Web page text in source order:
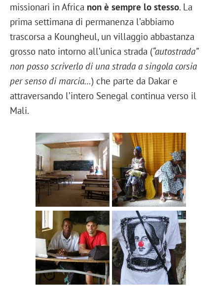
missionari in Africa non è sempre lo stesso. La
prima settimana di permanenza l’abbiamo
trascorsa a Koungheul, un villaggio abbastanza
grosso nato intorno all’unica strada (“autostrada”
non posso scriverlo di una strada a singola corsia
per senso di marcia…) che parte da Dakar e
attraversando l’intero Senegal continua verso il
Mali.